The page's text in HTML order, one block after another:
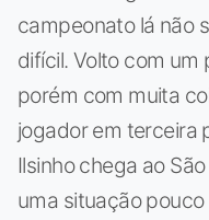
campeonato lá não
difícil. Volto com
porém com muita
jogador em terceira
Ilsinho chega ao
uma situação